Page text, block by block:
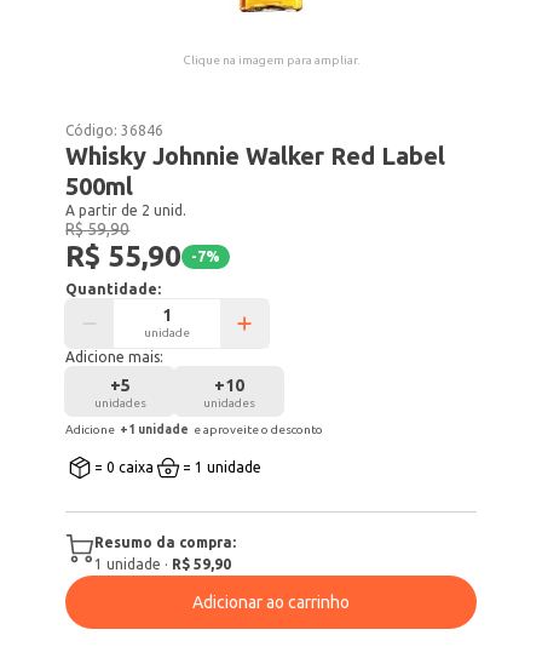
Clique na imagem para ampliar.
Código:36846
Whisky Johnnie Walker Red Label
500ml
A partir de 2 unid.
R$ 59,90
R$ 55,90 -7%
Quantidade:
unidade
Adicione mais:
+5
unidades
+10
unidades
Adicione +1 unidade e aproveite o desconto
= 0 caixa = 1 unidade
Resumo da compra:
1 unidade · R$ 59,90
Adicionar ao carrinho